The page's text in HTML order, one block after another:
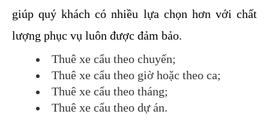
giúp quý khách có nhiều lựa chọn hơn với chất
lượng phục vụ luôn được đảm bảo.
Thuê xe cẩu theo chuyến;
Thuê xe cẩu theo giờ hoặc theo ca;
Thuê xe cẩu theo tháng;
Thuê xe cẩu theo dự án.